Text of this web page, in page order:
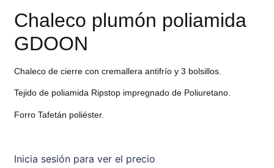
Chaleco plumón poliamida
GDOON
Chaleco de cierre con cremallera antifrío y 3 bolsillos.
Tejido de poliamida Ripstop impregnado de Poliuretano.
Forro Tafetán poliéster.
Inicia sesión para ver el precio